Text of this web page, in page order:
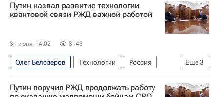
Путин назвал развитие технологии
квантовой связи РЖД важной работой
31 июля, 14:02 3143
Еще3
Олег Белозеров Технологии
Россия
Владимир Путин
Виталий Савельев РЖД
Путин поручил РЖД продолжать работу